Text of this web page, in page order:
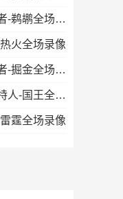
07月19日NBA夏季联赛步行者-鹈鹕全场录像
火全场录像
07月17日NBA夏季联赛开拓者-掘金全场录像
07月16日NBA夏季联赛凯尔特人-国王全场录像
霆全场录像